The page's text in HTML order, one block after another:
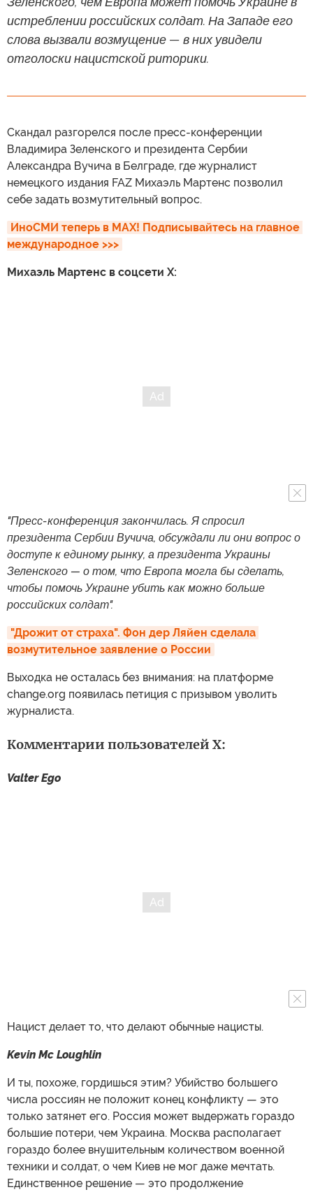
истреблении российских солдат. На Западе его
слова вызвали возмущение — в них увидели
отголоски нацистской риторики.
Скандал разгорелся после пресс-конференции
Владимира Зеленского и президента Сербии
Александра Вучича в Белграде, где журналист
немецкого издания FAZ Михаэль Мартенс позволил
себе задать возмутительный вопрос.
ИноСМИ теперь в MAX! Подписывайтесь на главное
международное >>>
Михаэль Мартенс в соцсети X:
"Пресс-конференция закончилась. Я спросил
президента Сербии Вучича, обсуждали ли они вопрос о
доступе к единому рынку, а президента Украины
Зеленского — о том, что Европа могла бы сделать,
чтобы помочь Украине убить как можно больше
российских солдат".
"Дрожит от страха". Фон дер Ляйен сделала
возмутительное заявление о России
Выходка не осталась без внимания: на платформе
change.org появилась петиция с призывом уволить
журналиста.
Комментарии пользователей X:
Valter Ego
Нацист делает то, что делают обычные нацисты.
Kevin Mc Loughlin
И ты, похоже, гордишься этим? Убийство большего
числа россиян не положит конец конфликту — это
только затянет его. Россия может выдержать гораздо
большие потери, чем Украина. Москва располагает
гораздо более внушительным количеством военной
техники и солдат, о чем Киев не мог даже мечтать.
Единственное решение — это продолжение